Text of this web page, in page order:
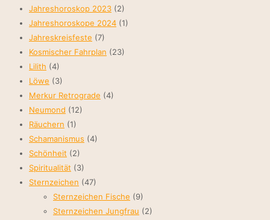
Jahreshoroskop 2023 (2)
Jahreshoroskope 2024 (1)
Jahreskreisfeste (7)
Kosmischer Fahrplan (23)
Lilith (4)
Löwe (3)
Merkur Retrograde (4)
Neumond (12)
Räuchern (1)
Schamanismus (4)
Schönheit (2)
Spiritualität (3)
Sternzeichen (47)
Sternzeichen Fische (9)
Sternzeichen Jungfrau (2)